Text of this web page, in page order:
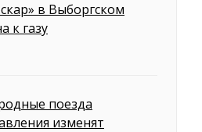
в Выборгском
к газу
поезда
изменят